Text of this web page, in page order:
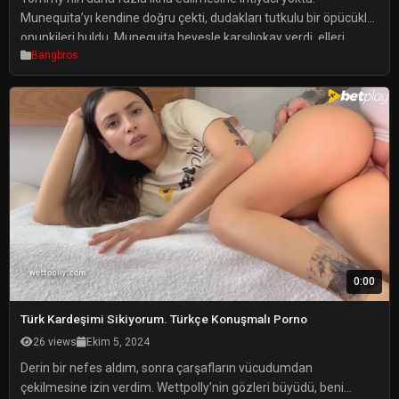
Munequita’yı kendine doğru çekti, dudakları tutkulu bir öpücükle
onunkileri buldu. Munequita hevesle karşılıokay verdi, elleri
Tommy’nin geniş omuzlarında ve kaslı göğsünde gezindi.
Çadequate geçmeden ikisi de nefes nefese ve arzuyla soluk
soluğa kalmışlardı. Tommy, Munequita’yı kaldırdı, elleriyle
okayüçük ama okıvrımlı vücudunu destekledi ve onu daha tenha
bir yere […]
Bangbros
0:00
Türk Kardeşimi Sikiyorum. Türkçe Konuşmalı Porno
26 views Ekim 5, 2024
Derin bir nefes aldım, sonra çarşafların vücudumdan
çekilmesine izin verdim. Wettpolly’nin gözleri büyüdü, beni